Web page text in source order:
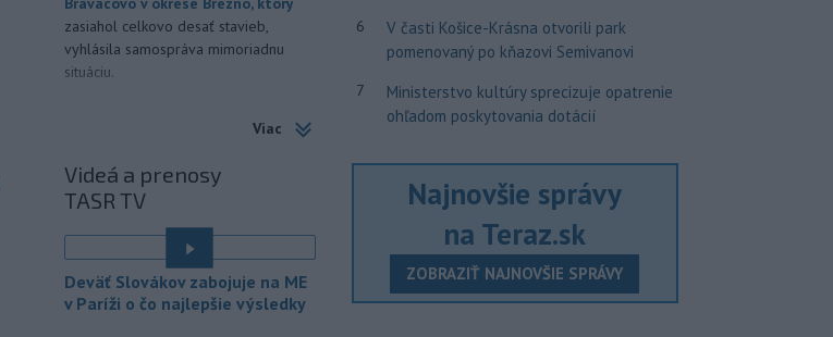
zasiahol celkovo desať stavieb,
vyhlásila samospráva mimoriadnu
situáciu.
tvoria kolóny vozidiel v každom
Usmerňované sú bratislavskou
políciou.
V tesnej blízkosti
Vojenského technického a
skúšobného ústavu (VTSÚ) Záhorie
vypukol v sobotu popoludní lesný
Viac
Videá a prenosy
TASR TV
Deväť Slovákov zabojuje na ME
v Paríži o čo najlepšie výsledky
6
V časti Košice-Krásna otvorili park
pomenovaný po kňazovi Semivanovi
7
Ministerstvo kultúry sprecizuje opatrenie
ohľadom poskytovania dotácií
Najnovšie správy
na Teraz.sk
ZOBRAZIŤ NAJNOVŠIE SPRÁVY